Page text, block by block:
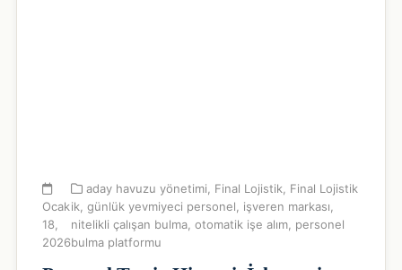
Ocak
18,
2026
aday havuzu yönetimi Final Lojistik
Final Lojistik
ik ,günlük yevmiyeci personel işveren markası
nitelikli çalışan bulma ,otomatik işe alım personel
bulma platformu